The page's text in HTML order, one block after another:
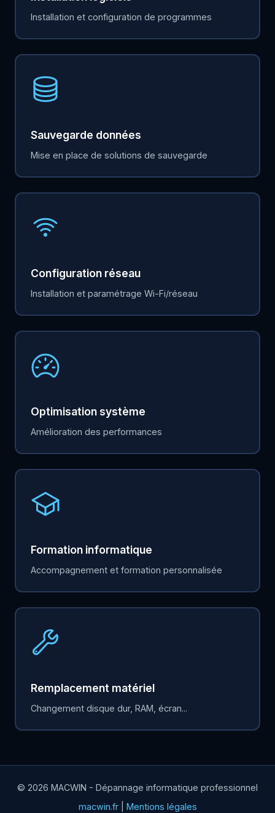
Installation et configuration de programmes
Sauvegarde données
Mise en place de solutions de sauvegarde
Configuration réseau
Installation et paramétrage Wi-Fi/réseau
Optimisation système
Amélioration des performances
Formation informatique
Accompagnement et formation personnalisée
Remplacement matériel
Changement disque dur, RAM, écran...
© 2026 MACWIN - Dépannage informatique professionnel
macwin.fr| Mentions légales